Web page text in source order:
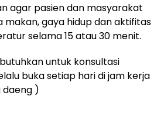
agar pasien dan masyarakat
makan, gaya hidup dan aktifitas
selama 15 atau 30 menit.
untuk konsultasi
buka setiap hari di jam kerja
daeng )